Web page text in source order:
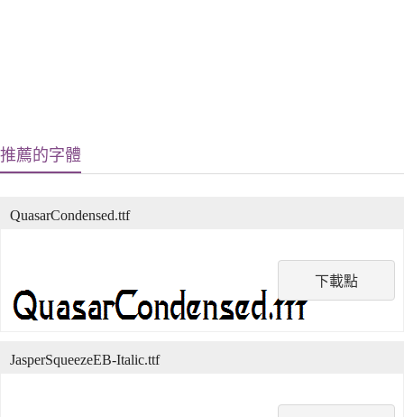
推薦的字體
下載點
QuasarCondensed.ttf
JasperSqueezeEB-Italic.ttf